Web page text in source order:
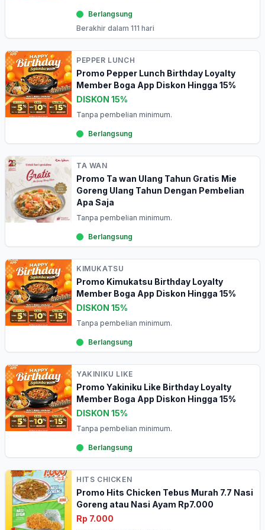
Berlangsung
Berakhir dalam 111 hari
PEPPER LUNCH
Promo Pepper Lunch Birthday Loyalty
Member Boga App Diskon Hingga 15%
DISKON 15%
Tanpa pembelian minimum.
Berlangsung
TA WAN
Promo Ta wan Ulang Tahun Gratis Mie
Goreng Ulang Tahun Dengan Pembelian
Apa Saja
Tanpa pembelian minimum.
Berlangsung
KIMUKATSU
Promo Kimukatsu Birthday Loyalty
Member Boga App Diskon Hingga 15%
DISKON 15%
Tanpa pembelian minimum.
Berlangsung
YAKINIKU LIKE
Promo Yakiniku Like Birthday Loyalty
Member Boga App Diskon Hingga 15%
DISKON 15%
Tanpa pembelian minimum.
Berlangsung
HITS CHICKEN
Promo Hits Chicken Tebus Murah 7.7 Nasi
Goreng atau Nasi Ayam Rp7.000
Rp 7.000